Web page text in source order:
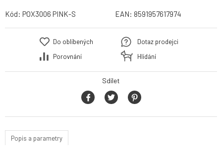
Kód: POX3006 PINK-S EAN: 8591957617974
Do oblíbených
Porovnání
Dotaz prodejci
Hlídání
Sdílet
Popis a parametry